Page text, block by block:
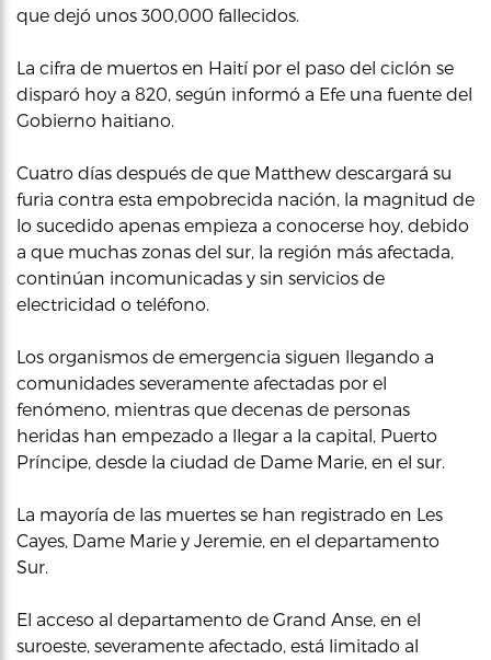
que dejó unos 300,000 fallecidos.
La cifra de muertos en Haití por el paso del ciclón se
disparó hoy a 820, según informó a Efe una fuente del
Gobierno haitiano.
Cuatro días después de que Matthew descargará su
furia contra esta empobrecida nación, la magnitud de
lo sucedido apenas empieza a conocerse hoy, debido
a que muchas zonas del sur, la región más afectada,
continúan incomunicadas y sin servicios de
electricidad o teléfono.
Los organismos de emergencia siguen llegando a
comunidades severamente afectadas por el
fenómeno, mientras que decenas de personas
heridas han empezado a llegar a la capital, Puerto
Príncipe, desde la ciudad de Dame Marie, en el sur.
La mayoría de las muertes se han registrado en Les
Cayes, Dame Marie y Jeremie, en el departamento
Sur.
El acceso al departamento de Grand Anse, en el
suroeste, severamente afectado, está limitado al